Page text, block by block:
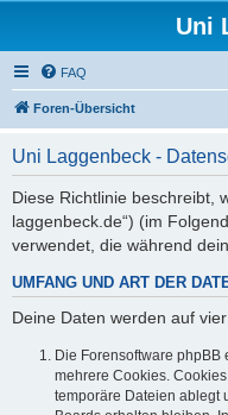
Uni
FAQ
Foren-Übersicht
Uni Laggenbeck -
Diese Richtlinie beschreibt,
laggenbeck.de“) (im
verwendet, die während
UMFANG UND ART DER
Deine Daten werden auf
Die Forensoftware
mehrere Cookies.
temporäre Dateien ablegt